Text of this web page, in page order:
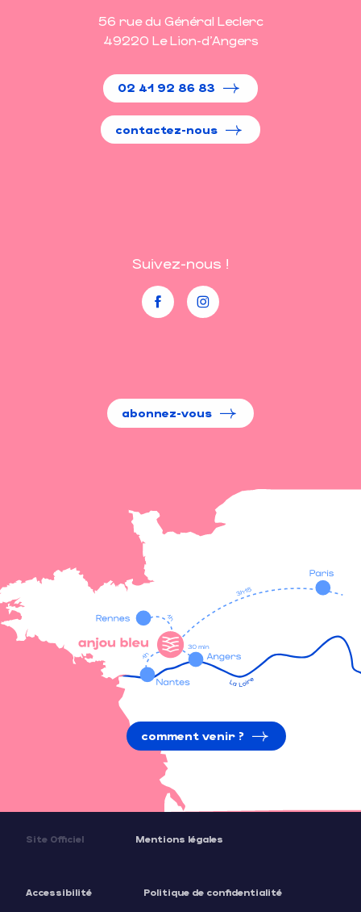
56 rue du Général Leclerc
49220 Le Lion-d'Angers
02 41 92 86 83
contactez-nous
Suivez-nous !
abonnez-vous
comment venir ?
Site Officiel Mentions légales
Accessibilité Politique de confidentialité